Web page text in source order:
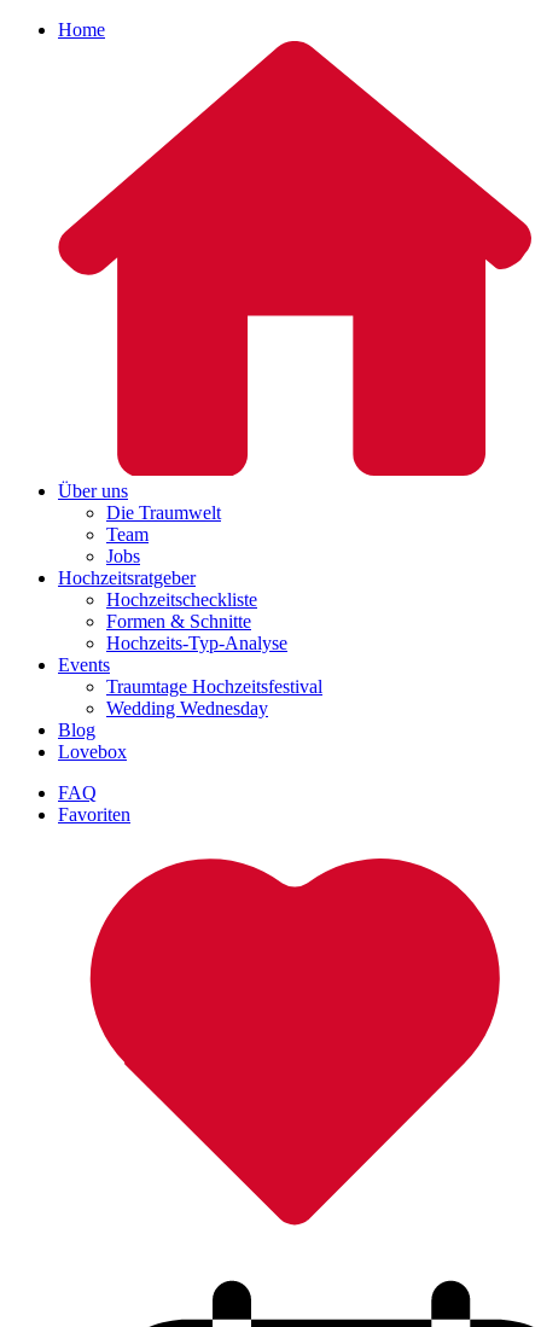
Home
Über uns
Die Traumwelt
Team
Jobs
Hochzeitsratgeber
Hochzeitscheckliste
Formen & Schnitte
Hochzeits-Typ-Analyse
Events
Traumtage Hochzeitsfestival
Wedding Wednesday
Blog
Lovebox
FAQ
Favoriten